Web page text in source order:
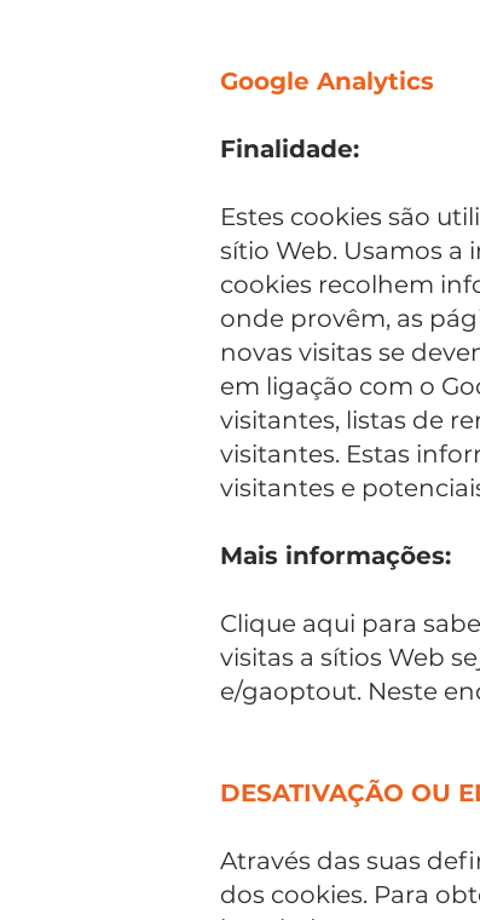
Google Analytics
Finalidade:
Estes cookies são
sítio Web. Usamos a
cookies recolhem
onde provêm, as
novas visitas se
em ligação com o
visitantes, listas de
visitantes. Estas
visitantes e
Mais informações:
Clique aqui para
visitas a sítios Web
e/gaoptout. Neste
DESATIVAÇÃO OU
Através das suas
dos cookies. Para